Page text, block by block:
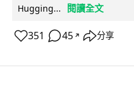
Hugging...
閱讀全文
351 45 ↗ 分享